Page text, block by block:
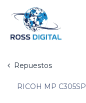
Repuestos
RICOH MP C305SP